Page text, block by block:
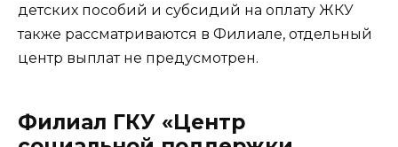
детских пособий и субсидий на оплату ЖКУ
также рассматриваются в Филиале, отдельный
центр выплат не предусмотрен.
Филиал ГКУ «Центр